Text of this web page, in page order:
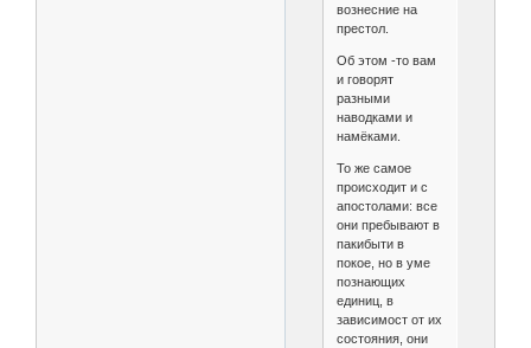
вознесние на
престол.
Об этом -то вам
и говорят
разными
наводками и
намёками.
То же самое
происходит и с
апостолами: все
они пребывают в
пакибыти в
покое, но в уме
познающих
единиц, в
зависимост от их
состояния, они